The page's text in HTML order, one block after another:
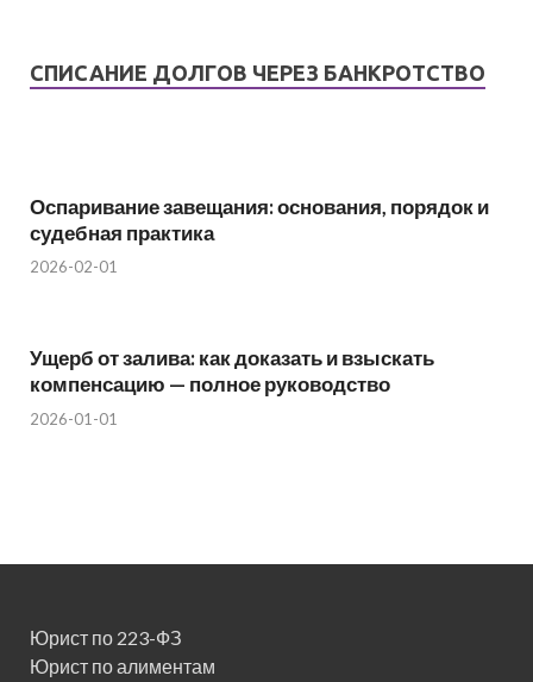
СПИСАНИЕ ДОЛГОВ ЧЕРЕЗ БАНКРОТСТВО
Оспаривание завещания: основания, порядок и
судебная практика
2026-02-01
Ущерб от залива: как доказать и взыскать
компенсацию — полное руководство
2026-01-01
Юрист по 223-ФЗ
Юрист по алиментам